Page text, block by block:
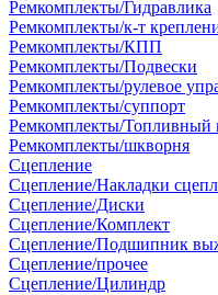
Ремкомплекты/Гидравлика
Ремкомплекты/к-т
Ремкомплекты/КПП
Ремкомплекты/Подвески
Ремкомплекты/рулевое
Ремкомплекты/суппорт
Ремкомплекты/Топливный
Ремкомплекты/шкворня
Сцепление
Сцепление/Накладки
Сцепление/Диски
Сцепление/Комплект
Сцепление/Подшипник
Сцепление/прочее
Сцепление/Цилиндр